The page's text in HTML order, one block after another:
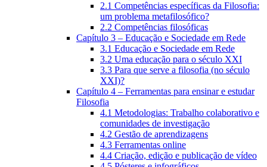
2.1 Competências específicas da Filosofia:
um problema metafilosófico?
2.2 Competências filosóficas
Capítulo 3 – Educação e Sociedade em Rede
3.1 Educação e Sociedade em Rede
3.2 Uma educação para o século XXI
3.3 Para que serve a filosofia (no século
XXI)?
Capítulo 4 – Ferramentas para ensinar e estudar
Filosofia
4.1 Metodologias: Trabalho colaborativo e
comunidades de investigação
4.2 Gestão de aprendizagens
4.3 Ferramentas online
4.4 Criação, edição e publicação de vídeo